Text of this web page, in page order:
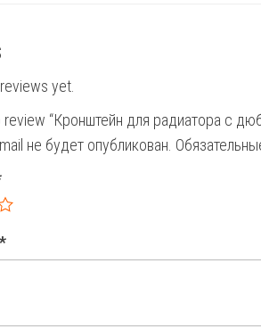
yet.
“Кронштейн для радиатора с
не будет опубликован.
*